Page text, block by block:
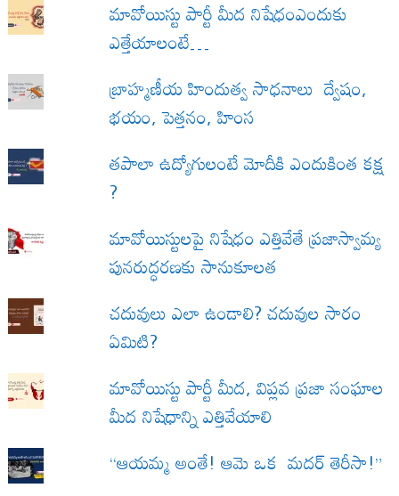
మావోయిస్టు పార్టీ మీద నిషేధంఎందుకు
ఎత్తేయాలంటే…
బ్రాహ్మణీయ హిందుత్వ సాధనాలు ద్వేషం,
భయం, పెత్తనం, హింస
త‌పాలా ఉద్యోగులంటే మోదీకి ఎందుకింత కక్ష
?
మావోయిస్టులపై నిషేధం ఎత్తివేతే ప్రజాస్వామ్య
పునరుద్ధరణకు సానుకూలత
చదువులు ఎలా ఉండాలి? చదువుల సారం
ఏమిటి?
మావోయిస్టు పార్టీ మీద, విప్లవ ప్రజా సంఘాల
మీద నిషేధాన్ని ఎత్తివేయాలి
“ఆయమ్మ అంతే! ఆమె ఒక మదర్ తెరీసా!”